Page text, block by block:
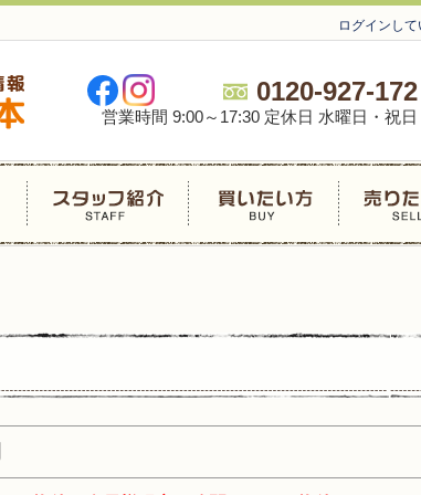
ログインし
0120-927-172
営業時間 9:00～17:30 定休日 水曜日・祝日